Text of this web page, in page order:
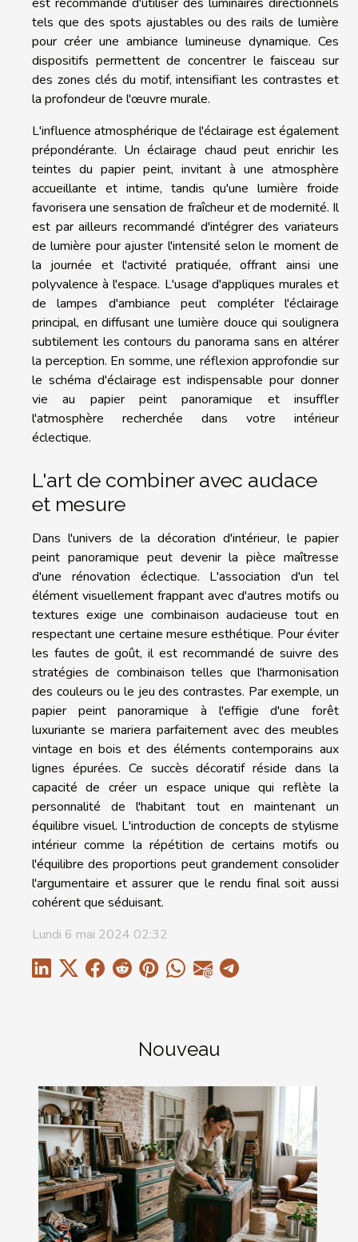
Nouveau
est recommandé d'utiliser des luminaires directionnels
tels que des spots ajustables ou des rails de lumière
pour créer une ambiance lumineuse dynamique. Ces
dispositifs permettent de concentrer le faisceau sur
des zones clés du motif, intensifiant les contrastes et
la profondeur de l'œuvre murale.
L'influence atmosphérique de l'éclairage est également
prépondérante. Un éclairage chaud peut enrichir les
teintes du papier peint, invitant à une atmosphère
accueillante et intime, tandis qu'une lumière froide
favorisera une sensation de fraîcheur et de modernité. Il
est par ailleurs recommandé d'intégrer des variateurs
de lumière pour ajuster l'intensité selon le moment de
la journée et l'activité pratiquée, offrant ainsi une
polyvalence à l'espace. L'usage d'appliques murales et
de lampes d'ambiance peut compléter l'éclairage
principal, en diffusant une lumière douce qui soulignera
subtilement les contours du panorama sans en altérer
la perception. En somme, une réflexion approfondie sur
le schéma d'éclairage est indispensable pour donner
vie au papier peint panoramique et insuffler
l'atmosphère recherchée dans votre intérieur
éclectique.
L'art de combiner avec audace
et mesure
Dans l'univers de la décoration d'intérieur, le papier
peint panoramique peut devenir la pièce maîtresse
d'une rénovation éclectique. L'association d'un tel
élément visuellement frappant avec d'autres motifs ou
textures exige une combinaison audacieuse tout en
respectant une certaine mesure esthétique. Pour éviter
les fautes de goût, il est recommandé de suivre des
stratégies de combinaison telles que l'harmonisation
des couleurs ou le jeu des contrastes. Par exemple, un
papier peint panoramique à l'effigie d'une forêt
luxuriante se mariera parfaitement avec des meubles
vintage en bois et des éléments contemporains aux
lignes épurées. Ce succès décoratif réside dans la
capacité de créer un espace unique qui reflète la
personnalité de l'habitant tout en maintenant un
équilibre visuel. L'introduction de concepts de stylisme
intérieur comme la répétition de certains motifs ou
l'équilibre des proportions peut grandement consolider
l'argumentaire et assurer que le rendu final soit aussi
cohérent que séduisant.
Lundi 6 mai 2024 02:32